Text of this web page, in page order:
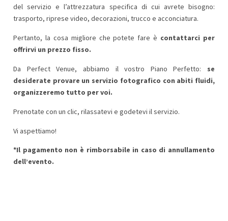
del servizio e l’attrezzatura specifica di cui avrete bisogno:
trasporto, riprese video, decorazioni, trucco e acconciatura.
Pertanto, la cosa migliore che potete fare è contattarci per
offrirvi un prezzo fisso.
Da Perfect Venue, abbiamo il vostro Piano Perfetto: se
desiderate provare un servizio fotografico con abiti fluidi,
organizzeremo tutto per voi.
Prenotate con un clic, rilassatevi e godetevi il servizio.
Vi aspettiamo!
*Il pagamento non è rimborsabile in caso di annullamento
dell’evento.